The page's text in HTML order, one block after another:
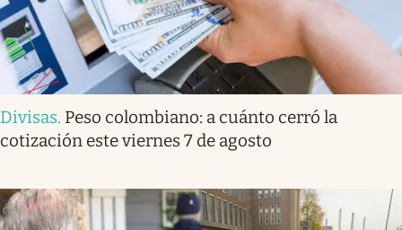
Divisas. Peso colombiano: a cuánto cerró la
cotización este viernes 7 de agosto